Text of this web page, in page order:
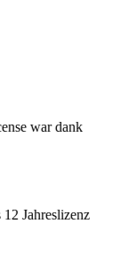
war dank
Jahreslizenz